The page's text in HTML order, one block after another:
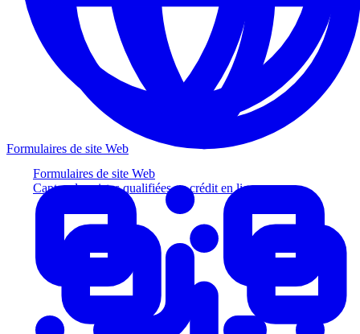
Formulaires de site Web
Captez des pistes qualifiées au crédit en ligne
Formulaires de site Web